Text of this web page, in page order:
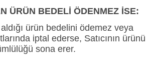
ÜRÜN BEDELİ ÖDENMEZ İSE:
aldığı ürün bedelini ödemez veya
iptal ederse, Satıcının ürünü
sona erer.